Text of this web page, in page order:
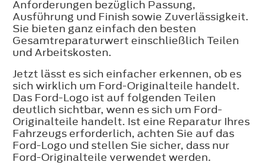
Anforderungen bezüglich Passung,
Ausführung und Finish sowie Zuverlässigkeit.
Sie bieten ganz einfach den besten
Gesamtreparaturwert einschließlich Teilen
und Arbeitskosten.
Jetzt lässt es sich einfacher erkennen, ob es
sich wirklich um Ford-Originalteile handelt.
Das Ford-Logo ist auf folgenden Teilen
deutlich sichtbar, wenn es sich um Ford-
Originalteile handelt. Ist eine Reparatur Ihres
Fahrzeugs erforderlich, achten Sie auf das
Ford-Logo und stellen Sie sicher, dass nur
Ford-Originalteile verwendet werden.